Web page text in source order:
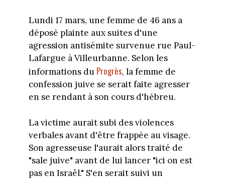
Lundi 17 mars, une femme de 46 ans a
déposé plainte aux suites d'une
agression antisémite survenue rue Paul-
Lafargue à Villeurbanne. Selon les
informations du Progrès, la femme de
confession juive se serait faite agresser
en se rendant à son cours d'hébreu.
La victime aurait subi des violences
verbales avant d'être frappée au visage.
Son agresseuse l'aurait alors traité de
"sale juive" avant de lui lancer "ici on est
pas en Israël." S'en serait suivi un